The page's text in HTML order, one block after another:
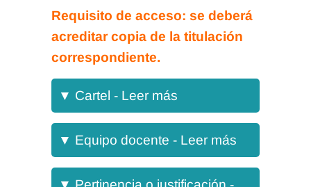
Requisito de acceso: se deberá
acreditar copia de la titulación
correspondiente.
▼ Cartel - Leer más
Equipo docente
▼ Equipo docente - Leer más
Pertinencia o justificación